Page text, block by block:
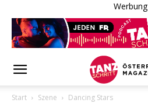
Werbung
Start Szene Dancing Stars